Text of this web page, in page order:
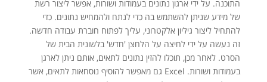
התוכנה. על ידי ארגון נתונים בעמודות ושורות, אפשר ליצור רשת
של מידע שניתן להשתמש בה כדי לנתח ולהמחיש נתונים. כדי
להתחיל ליצור גיליון אלקטרוני, עליך לפתוח חוברת עבודה חדשה.
זה נעשה על ידי לחיצה על הלחצן 'חדש' בלשונית הבית של
הסרט. לאחר מכן, תוכלו להזין נתונים לתאים, אותם ניתן לארגן
בעמודות ושורות. Excel גם מאפשר להוסיף נוסחאות לתאים, אשר